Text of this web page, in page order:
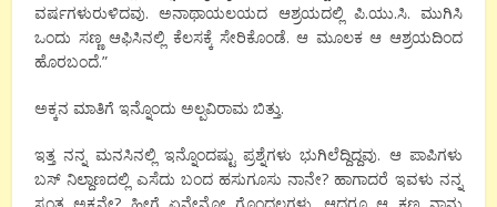
ವರ್ಷಗಳುರುಳಿದವು. ಅನಾಥಾಯಲಯದ ಆಶ್ರಯದಲ್ಲಿ ಪಿ.ಯು.ಸಿ. ಮುಗಿಸಿ
ಒಂದು ಸಣ್ಣ ಆಫಿಸಿನಲ್ಲಿ ಕೆಲಸಕ್ಕೆ ಸೇರಿಕೊಂಡೆ. ಆ ಮೂಲಕ ಆ ಆಶ್ರಯದಿಂದ
ಹೊರಬಂದೆ.”
ಅಕ್ಕನ ಮಾತಿಗೆ ಇನ್ನೊಂದು ಅಲ್ಪವಿರಾಮ ಬಿತ್ತು.
ಇತ್ತ ನನ್ನ ಮನಸಿನಲ್ಲಿ ಇನ್ನೊಂದಷ್ಟು ಪ್ರಶ್ನೆಗಳು ಭುಗಿಲೆದ್ದಿದ್ದವು. ಆ ಪಾಪಿಗಳು
ಬಸ್ ನಿಲ್ದಾಣದಲ್ಲಿ ಎಸೆದು ಬಂದ ಹಸುಗೂಸು ನಾನೇ? ಹಾಗಾದರೆ ಇವಳು ನನ್ನ
ಸ್ವಂತ ಅಕ್ಕನೇ? ಹೀಗೆ ಏನೇನೋ ಗೊಂದಲಗಳು. ಆದರೂ ಆ ಕ್ಷಣ ನಾನು